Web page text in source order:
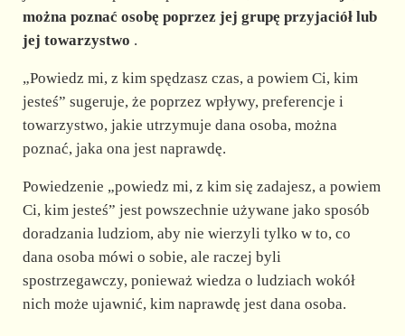
można poznać osobę poprzez jej grupę przyjaciół lub
jej towarzystwo .
„Powiedz mi, z kim spędzasz czas, a powiem Ci, kim
jesteś” sugeruje, że poprzez wpływy, preferencje i
towarzystwo, jakie utrzymuje dana osoba, można
poznać, jaka ona jest naprawdę.
Powiedzenie „powiedz mi, z kim się zadajesz, a powiem
Ci, kim jesteś” jest powszechnie używane jako sposób
doradzania ludziom, aby nie wierzyli tylko w to, co
dana osoba mówi o sobie, ale raczej byli
spostrzegawczy, ponieważ wiedza o ludziach wokół
nich może ujawnić, kim naprawdę jest dana osoba.